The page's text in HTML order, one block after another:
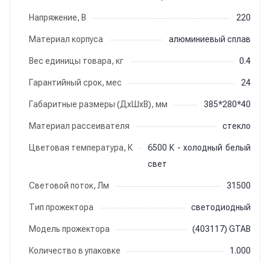
Напряжение, В 220
Материал корпуса алюминиевый сплав
Вес единицы товара, кг 0.4
Гарантийный срок, мес 24
Габаритные размеры (ДхШхВ), мм 385*280*40
Материал рассеивателя стекло
Цветовая температура, К
6500 К - холодный белый
свет
Световой поток, Лм 31500
Тип прожектора светодиодный
Модель прожектора (403117) GTAB
Количество в упаковке 1.000